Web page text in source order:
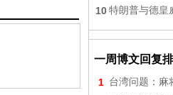
10 特朗普与德皇
一周博文回复
1 台湾问题：麻